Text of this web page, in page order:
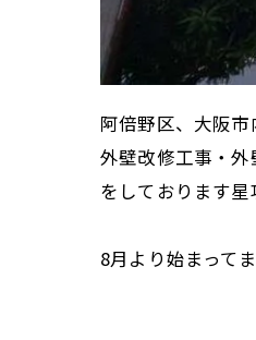
阿倍野区、大阪
外壁改修工事・
をしております
8月より始まって